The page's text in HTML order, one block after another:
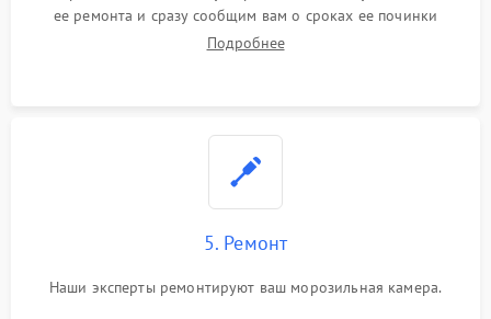
ее ремонта и сразу сообщим вам о сроках ее починки
Подробнее
5. Ремонт
Наши эксперты ремонтируют ваш морозильная камера.